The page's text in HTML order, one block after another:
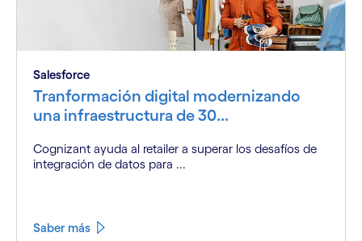
Salesforce
Tranformación digital modernizando
una infraestructura de 30...
Cognizant ayuda al retailer a superar los desafíos de
integración de datos para ...
Saber más